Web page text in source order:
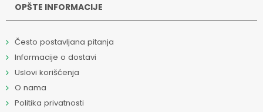
OPŠTE INFORMACIJE
Često postavljana pitanja
Informacije o dostavi
Uslovi korišćenja
O nama
Politika privatnosti